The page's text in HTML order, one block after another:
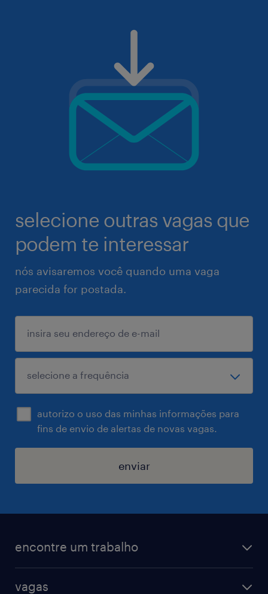
selecione outras vagas que
podem te interessar
nós avisaremos você quando uma vaga
parecida for postada.
autorizo o uso das minhas informações para
fins de envio de alertas de novas vagas.
enviar
encontre um trabalho
vagas